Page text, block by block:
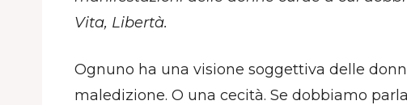
Vita, Libertà.
Ognuno ha una visione soggettiva delle
maledizione. O una cecità. Se dobbiamo